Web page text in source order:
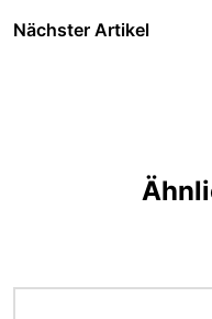
Nächster Artikel